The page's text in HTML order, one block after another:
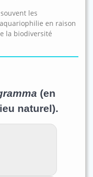
les
en raison
la biodiversité
(en
naturel).